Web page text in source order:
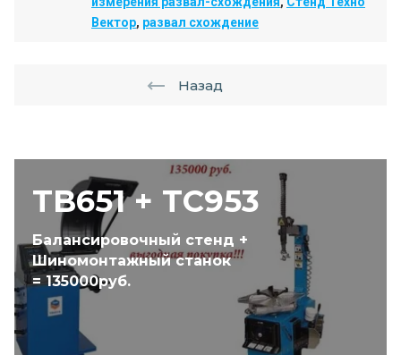
TB651 + TC953
Балансировочный стенд +
Шиномонтажный станок
= 135000руб.
Вектор, развал схождение
Назад